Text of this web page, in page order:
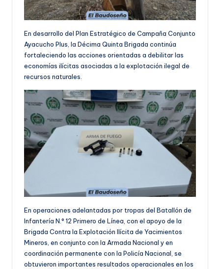
En desarrollo del Plan Estratégico de Campaña Conjunto
Ayacucho Plus, la Décima Quinta Brigada continúa
fortaleciendo las acciones orientadas a debilitar las
economías ilícitas asociadas a la explotación ilegal de
recursos naturales.
En operaciones adelantadas por tropas del Batallón de
Infantería N.° 12 Primero de Línea, con el apoyo de la
Brigada Contra la Explotación Ilícita de Yacimientos
Mineros, en conjunto con la Armada Nacional y en
coordinación permanente con la Policía Nacional, se
obtuvieron importantes resultados operacionales en los